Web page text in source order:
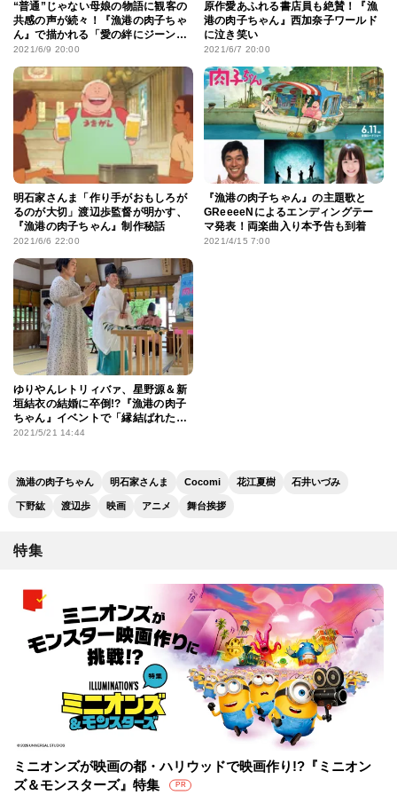
“普通”じゃない母娘の物語に観客の
共感の声が続々！『漁港の肉子ちゃ
ん』で描かれる「愛の絆にジーンと
きた」
2021/6/9 20:00
原作愛あふれる書店員も絶賛！『漁
港の肉子ちゃん』西加奈子ワールド
に泣き笑い
2021/6/7 20:00
明石家さんま「作り手がおもしろが
るのが大切」渡辺歩監督が明かす、
『漁港の肉子ちゃん』制作秘話
2021/6/6 22:00
『漁港の肉子ちゃん』の主題歌と
GReeeeNによるエンディングテー
マ発表！両楽曲入り本予告も到着
2021/4/15 7:00
ゆりやんレトリィバァ、星野源＆新
垣結衣の結婚に卒倒!?『漁港の肉子
ちゃん』イベントで「縁結ばれたい
です！」
2021/5/21 14:44
漁港の肉子ちゃん 明石家さんま Cocomi 花江夏樹 石井いづみ
下野紘 渡辺歩 映画 アニメ 舞台挨拶
特集
ミニオンズが映画の都・ハリウッドで映画作り!?『ミニオン
ズ＆モンスターズ』特集
PR